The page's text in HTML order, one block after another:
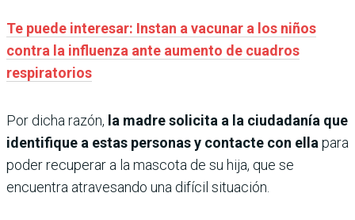
Te puede interesar: Instan a vacunar a los niños
contra la influenza ante aumento de cuadros
respiratorios
Por dicha razón, la madre solicita a la ciudadanía que
identifique a estas personas y contacte con ellapara
poder recuperar a la mascota de su hija, que se
encuentra atravesando una difícil situación.